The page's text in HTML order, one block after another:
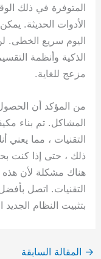
المتوفرة في ذلك
الأدوات الحديثة.
اليوم سريع الخطى.
الذكية وأنظمة
مزعج للغاية.
من المؤكد أن
المشاكل. تم بناء
التقنيات ، مما يعني
ذلك ، حتى إذا كنت
هناك مشكلة لأن هذه
التقنيات. اتصل
بتثبيت النظام الجديد
→ المقالة السابقة